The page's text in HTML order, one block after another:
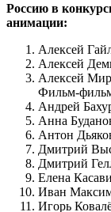
Россию в
анимации:
Алексей
Алексей
Алексей
Фильм-
Андрей
Анна
Антон
Дмитрий
Дмитрий
Елена
Иван
Игорь